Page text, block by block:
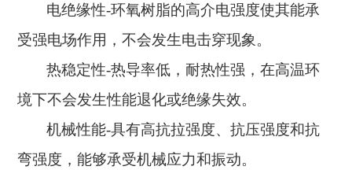
电绝缘性-环氧树脂的高介电强度使其能承
受强电场作用，不会发生电击穿现象。
热稳定性-热导率低，耐热性强，在高温环
境下不会发生性能退化或绝缘失效。
机械性能-具有高抗拉强度、抗压强度和抗
弯强度，能够承受机械应力和振动。